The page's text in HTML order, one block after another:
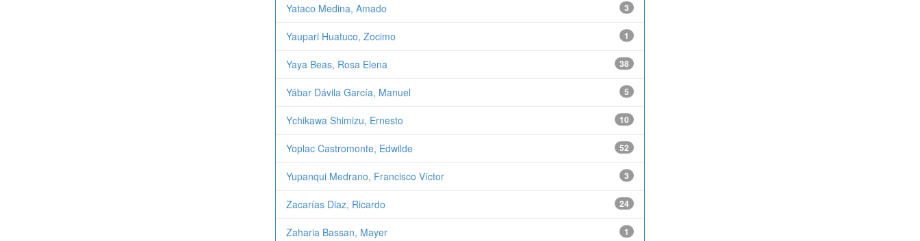
Yataco Medina, Amado 3
Yaupari Huatuco, Zocimo 1
Yaya Beas, Rosa Elena 38
Yábar Dávila García, Manuel 5
Ychikawa Shimizu, Ernesto 10
Yoplac Castromonte, Edwilde 52
Yupanqui Medrano, Francisco Víctor 3
Zacarías Diaz, Ricardo 24
Zaharia Bassan, Mayer 1